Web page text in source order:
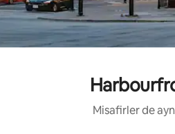
Misafirler de